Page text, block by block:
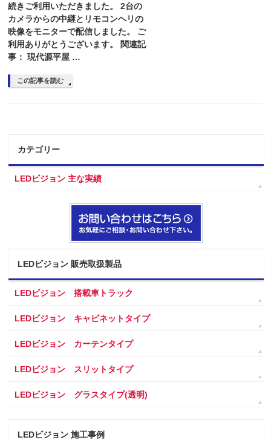
続きご利用いただきました。 2台の
カメラからの中継とリモコンヘリの
映像をモニターで配信しました。 ご
利用ありがとうございます。 関連記
事： 現代源平屋 …
この記事を読む
カテゴリー
LEDビジョン 主な実績
LEDビジョン 販売取扱製品
LEDビジョン 搭載車トラック
LEDビジョン キャビネットタイプ
LEDビジョン カーテンタイプ
LEDビジョン スリットタイプ
LEDビジョン グラスタイプ(透明)
LEDビジョン 施工事例